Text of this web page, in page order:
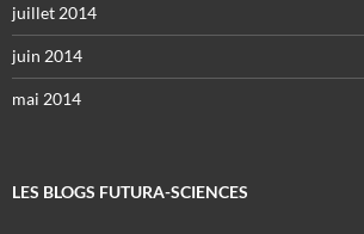
juillet 2014
juin 2014
mai 2014
LES BLOGS FUTURA-SCIENCES